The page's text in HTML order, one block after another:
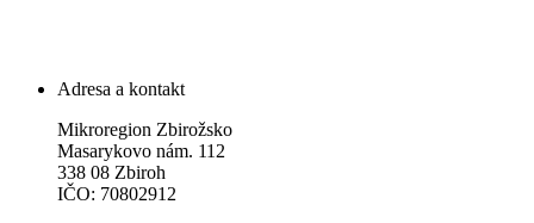
Adresa a kontakt
Mikroregion Zbirožsko
Masarykovo nám. 112
338 08 Zbiroh
IČO: 70802912